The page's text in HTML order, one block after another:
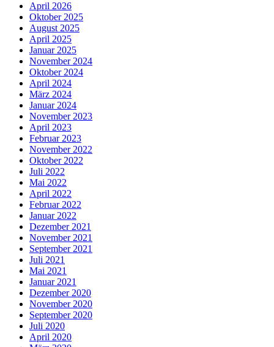
April 2026
Oktober 2025
August 2025
April 2025
Januar 2025
November 2024
Oktober 2024
April 2024
März 2024
Januar 2024
November 2023
April 2023
Februar 2023
November 2022
Oktober 2022
Juli 2022
Mai 2022
April 2022
Februar 2022
Januar 2022
Dezember 2021
November 2021
September 2021
Juli 2021
Mai 2021
Januar 2021
Dezember 2020
November 2020
September 2020
Juli 2020
April 2020